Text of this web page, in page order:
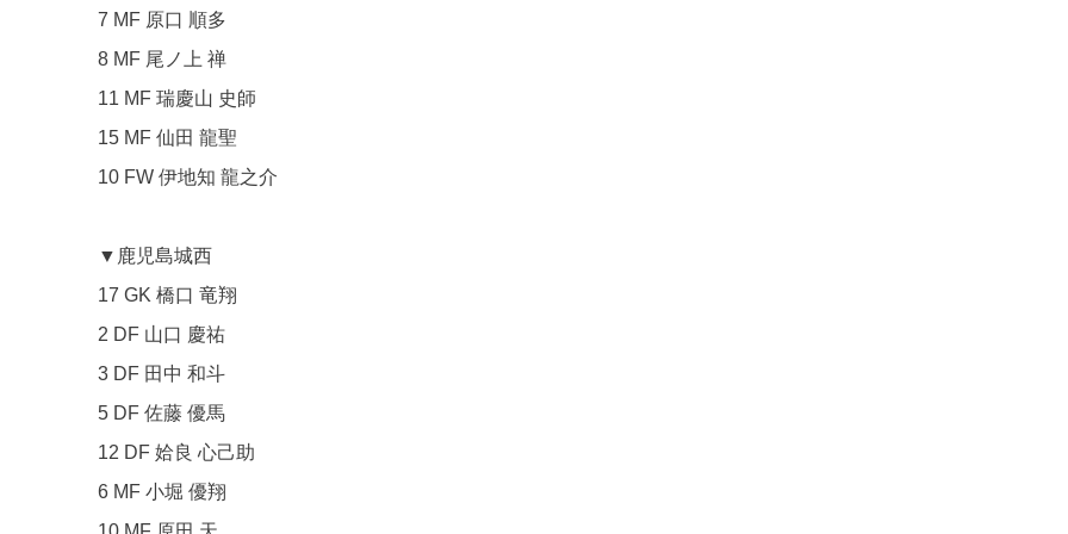
7 MF 原口 順多
8 MF 尾ノ上 禅
11 MF 瑞慶山 史師
15 MF 仙田 龍聖
10 FW 伊地知 龍之介
▼鹿児島城西
17 GK 橋口 竜翔
2 DF 山口 慶祐
3 DF 田中 和斗
5 DF 佐藤 優馬
12 DF 姶良 心己助
6 MF 小堀 優翔